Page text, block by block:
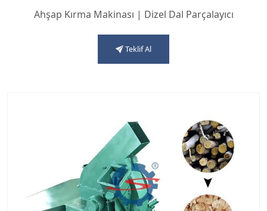
Ahşap Kırma Makinası | Dizel Dal Parçalayıcı
Teklif Al